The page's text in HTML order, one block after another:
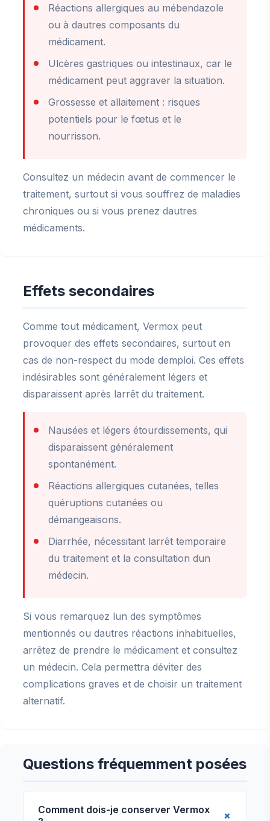
Réactions allergiques au mébendazole
ou à dautres composants du
médicament.
Ulcères gastriques ou intestinaux, car le
médicament peut aggraver la situation.
Grossesse et allaitement : risques
potentiels pour le fœtus et le
nourrisson.
Consultez un médecin avant de commencer le
traitement, surtout si vous souffrez de maladies
chroniques ou si vous prenez dautres
médicaments.
Effets secondaires
Comme tout médicament, Vermox peut
provoquer des effets secondaires, surtout en
cas de non-respect du mode demploi. Ces effets
indésirables sont généralement légers et
disparaissent après larrêt du traitement.
Nausées et légers étourdissements, qui
disparaissent généralement
spontanément.
Réactions allergiques cutanées, telles
quéruptions cutanées ou
démangeaisons.
Diarrhée, nécessitant larrêt temporaire
du traitement et la consultation dun
médecin.
Si vous remarquez lun des symptômes
mentionnés ou dautres réactions inhabituelles,
arrêtez de prendre le médicament et consultez
un médecin. Cela permettra déviter des
complications graves et de choisir un traitement
alternatif.
Questions fréquemment posées
Comment dois-je conserver Vermox